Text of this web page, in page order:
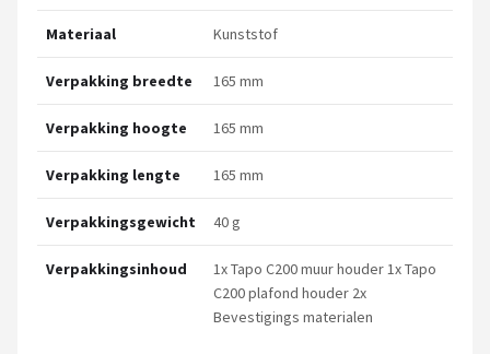
Materiaal Kunststof
Verpakking breedte 165 mm
Verpakking hoogte 165 mm
Verpakking lengte 165 mm
Verpakkingsgewicht 40 g
Verpakkingsinhoud
1x Tapo C200 muur houder 1x Tapo
C200 plafond houder 2x
Bevestigings materialen